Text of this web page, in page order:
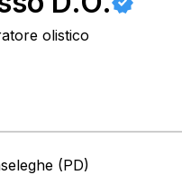
olistico
(PD)